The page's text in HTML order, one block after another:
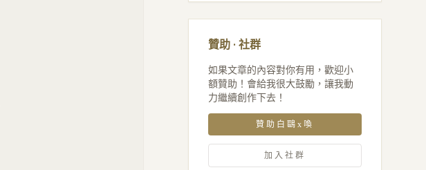
贊助 · 社群
如果文章的內容對你有用，歡迎小
額贊助！會給我很大鼓勵，讓我動
力繼續創作下去！
贊助白鷗x喚
加入社群